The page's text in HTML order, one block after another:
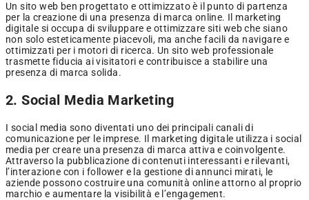
Un sito web ben progettato e ottimizzato è il punto di partenza
per la creazione di una presenza di marca online. Il marketing
digitale si occupa di sviluppare e ottimizzare siti web che siano
non solo esteticamente piacevoli, ma anche facili da navigare e
ottimizzati per i motori di ricerca. Un sito web professionale
trasmette fiducia ai visitatori e contribuisce a stabilire una
presenza di marca solida.
2. Social Media Marketing
I social media sono diventati uno dei principali canali di
comunicazione per le imprese. Il marketing digitale utilizza i social
media per creare una presenza di marca attiva e coinvolgente.
Attraverso la pubblicazione di contenuti interessanti e rilevanti,
l’interazione con i follower e la gestione di annunci mirati, le
aziende possono costruire una comunità online attorno al proprio
marchio e aumentare la visibilità e l’engagement.